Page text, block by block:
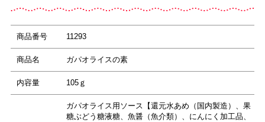
商品番号 11293
商品名 ガパオライスの素
内容量 105ｇ
ガパオライス用ソース【還元水あめ（国内製造）、果
糖ぶどう糖液糖、魚醤（魚介類）、にんにく加工品、